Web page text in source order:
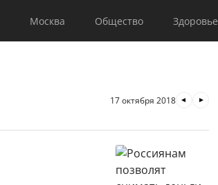
Москва Общество Здоровье
17 октября 2018